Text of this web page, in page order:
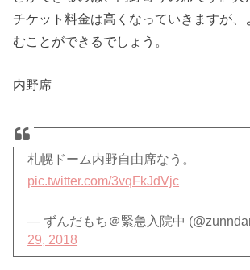
チケット料金は高くなっていきますが、
むことができるでしょう。
内野席
札幌ドーム内野自由席なう。
pic.twitter.com/3vqFkJdVjc
— ずんだもち＠緊急入院中
29, 2018